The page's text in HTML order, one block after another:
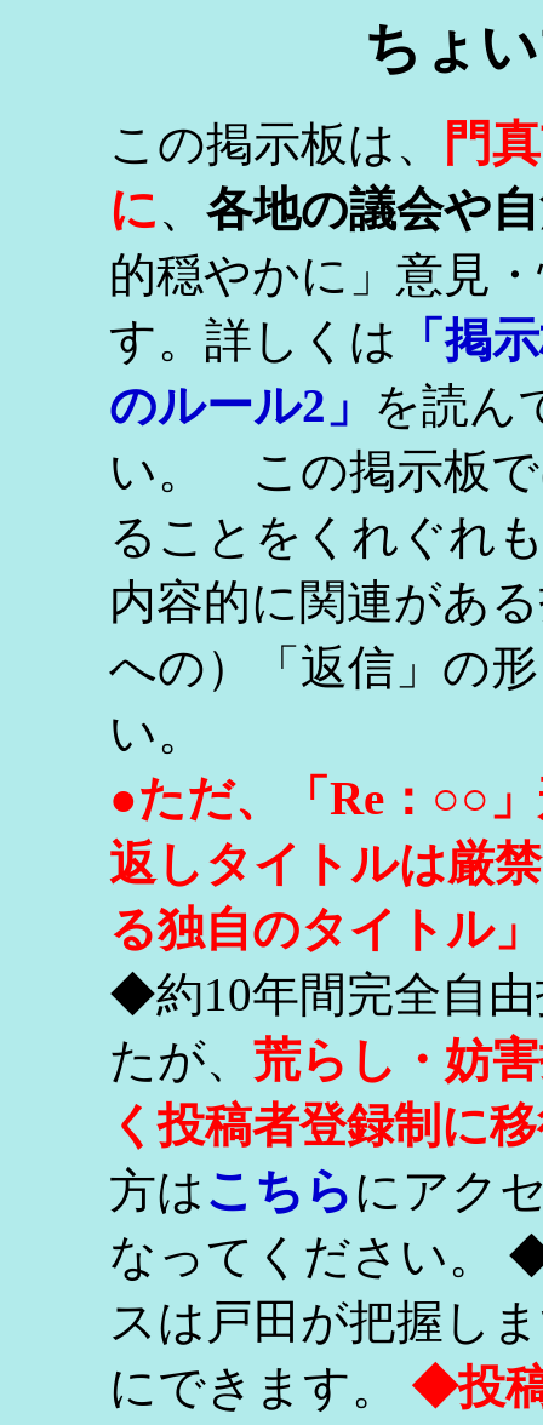
ちょ
この掲示板は、
門
に、 各地の議会や
的穏やかに」意見
す。詳しくは
「掲
のルール2」 を読ん
い。 この掲示板で
ることをくれぐれ
内容的に関連があ
への）「返信」の
い。
●ただ、「Re：○○
返しタイトルは厳
る独自のタイトル
◆約10年間完全自
たが、 荒らし・妨
く投稿者登録制に
方はこちらにアク
なってください。
スは戸田が把握し
にできます。 ◆投